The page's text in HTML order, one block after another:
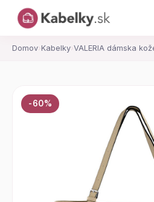
Domov› Kabelky›VALERIA dámska
-60%